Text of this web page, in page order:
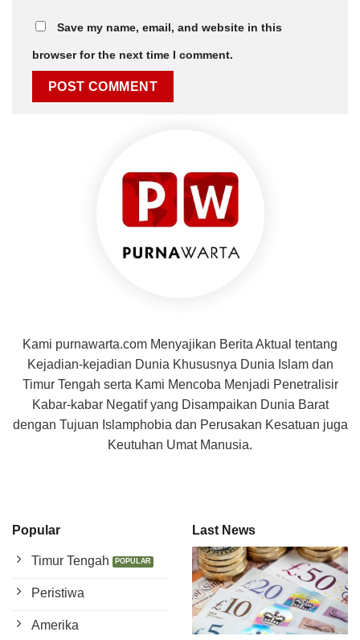
Save my name, email, and website in this
browser for the next time I comment.
Kami purnawarta.com Menyajikan Berita Aktual tentang
Kejadian-kejadian Dunia Khususnya Dunia Islam dan
Timur Tengah serta Kami Mencoba Menjadi Penetralisir
Kabar-kabar Negatif yang Disampaikan Dunia Barat
dengan Tujuan Islamphobia dan Perusakan Kesatuan juga
Keutuhan Umat Manusia.
Popular
Timur Tengah
Peristiwa
Amerika
Last News